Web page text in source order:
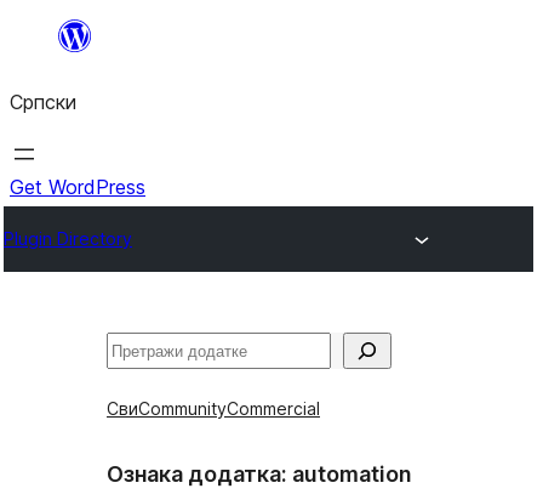
Скочи
садржај
Српски
Get WordPress
Plugin Directory
Претрага
СвиCommunityCommercial
Ознака додатка: automation